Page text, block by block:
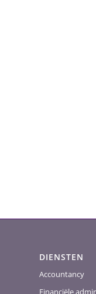
DIENSTEN
Accountancy
Financiële